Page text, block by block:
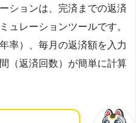
ションは、完済までの返済
ュレーションツールです。
率）、毎月の返済額を入力
（返済回数）が簡単に計算